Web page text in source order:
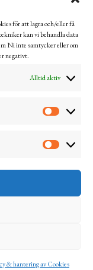
för att lagra och/eller få
kan vi behandla data
Ni inte samtycker eller om
negativt.
Alltid aktiv
& hantering av Cookies